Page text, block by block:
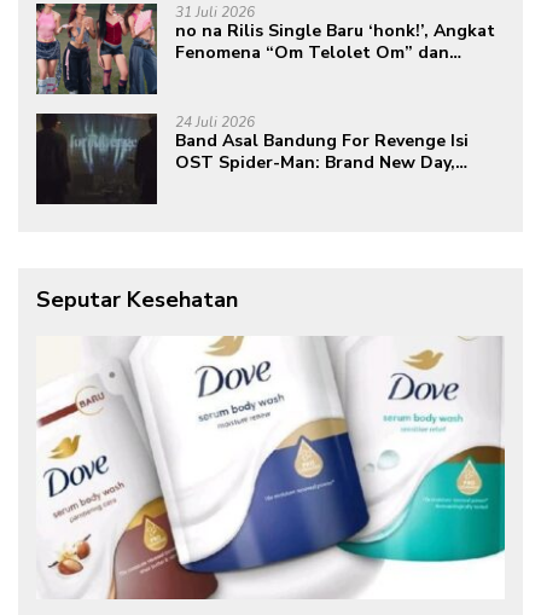
31 Juli 2026
no na Rilis Single Baru ‘honk!’, Angkat
Fenomena “Om Telolet Om” dan
24 Juli 2026
Band Asal Bandung For Revenge Isi
OST Spider-Man: Brand New Day,
Seputar Kesehatan